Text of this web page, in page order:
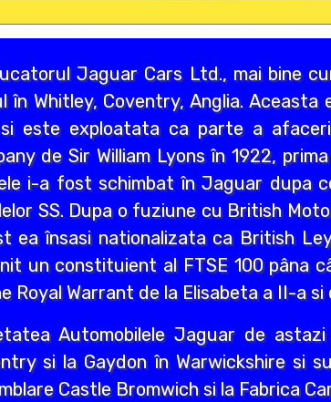
Jaguar Cars Ltd., mai bine
în Whitley, Coventry, Anglia.
este exploatata ca parte a
de Sir William Lyons în 1922,
i-a fost schimbat în Jaguar dupa
SS. Dupa o fuziune cu British
ea însasi nationalizata ca British
un constituient al FTSE 100 pâna
Royal Warrant de la Elisabeta a II-a si
Automobilele Jaguar de
si la Gaydon în Warwickshire si
Castle Bromwich si la Fabrica